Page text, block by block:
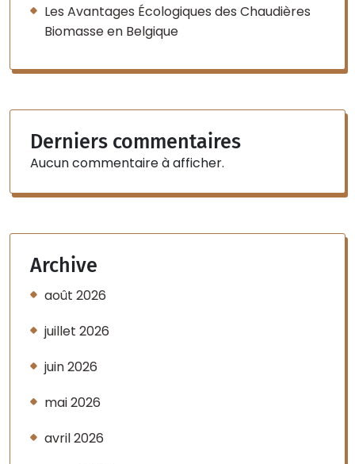
Les Avantages Écologiques des Chaudières
Biomasse en Belgique
Derniers commentaires
Aucun commentaire à afficher.
Archive
août 2026
juillet 2026
juin 2026
mai 2026
avril 2026